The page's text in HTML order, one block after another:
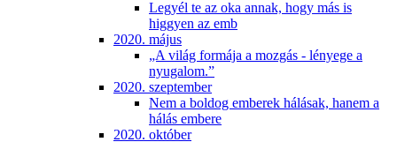
Legyél te az oka annak, hogy más is
higgyen az emb
2020. május
„A világ formája a mozgás - lényege a
nyugalom.”
2020. szeptember
Nem a boldog emberek hálásak, hanem a
hálás embere
2020. október